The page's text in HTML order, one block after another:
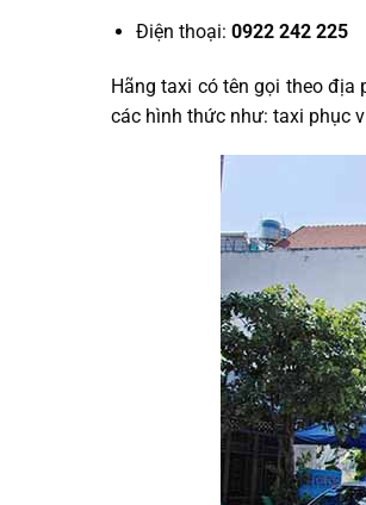
Điện thoại: 0922 242 225
Hãng taxi có tên gọi theo địa
các hình thức như: taxi phục